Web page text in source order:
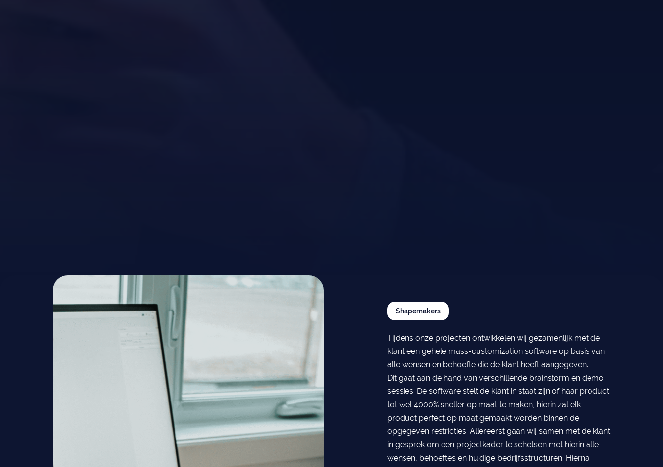
Shapemakers
Tijdens onze projecten ontwikkelen wij gezamenlijk met de
klant een gehele mass-customization software op basis van
alle wensen en behoefte die de klant heeft aangegeven.
Dit gaat aan de hand van verschillende brainstorm en demo
sessies. De software stelt de klant in staat zijn of haar product
tot wel 4000% sneller op maat te maken, hierin zal elk
product perfect op maat gemaakt worden binnen de
opgegeven restricties. Allereerst gaan wij samen met de klant
in gesprek om een projectkader te schetsen met hierin alle
wensen, behoeftes en huidige bedrijfsstructuren. Hierna